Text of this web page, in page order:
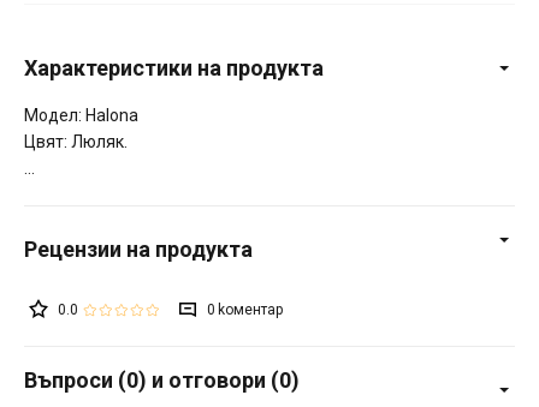
Характеристики на продукта
Модел: Halona
Цвят: Люляк.
0.0 0
Въпроси (0) и отговори (0)